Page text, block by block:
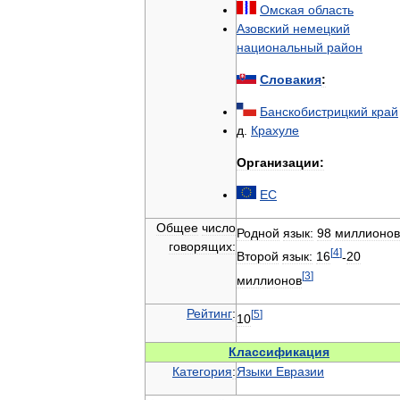
Омская область
Азовский немецкий
национальный район
Словакия:
Банскобистрицкий край
д. Крахуле
Организации:
ЕС
Общее число
говорящих:
Родной язык: 98 миллионов
Второй язык: 16[4]-20
миллионов[3]
Рейтинг:10[5]
Классификация
Категория:Языки Евразии